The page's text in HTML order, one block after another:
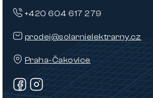
prodej@solarnielektrarny.cz
Praha-Čakovice
+420 604 617 279